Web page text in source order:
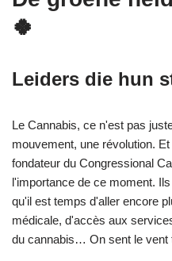
🍀
Leiders die hun
Le Cannabis, ce n'est pas
mouvement, une révolution.
fondateur du Congressional
l'importance de ce moment.
qu'il est temps d'aller encore
médicale, d'accès aux
du cannabis… On sent le vent